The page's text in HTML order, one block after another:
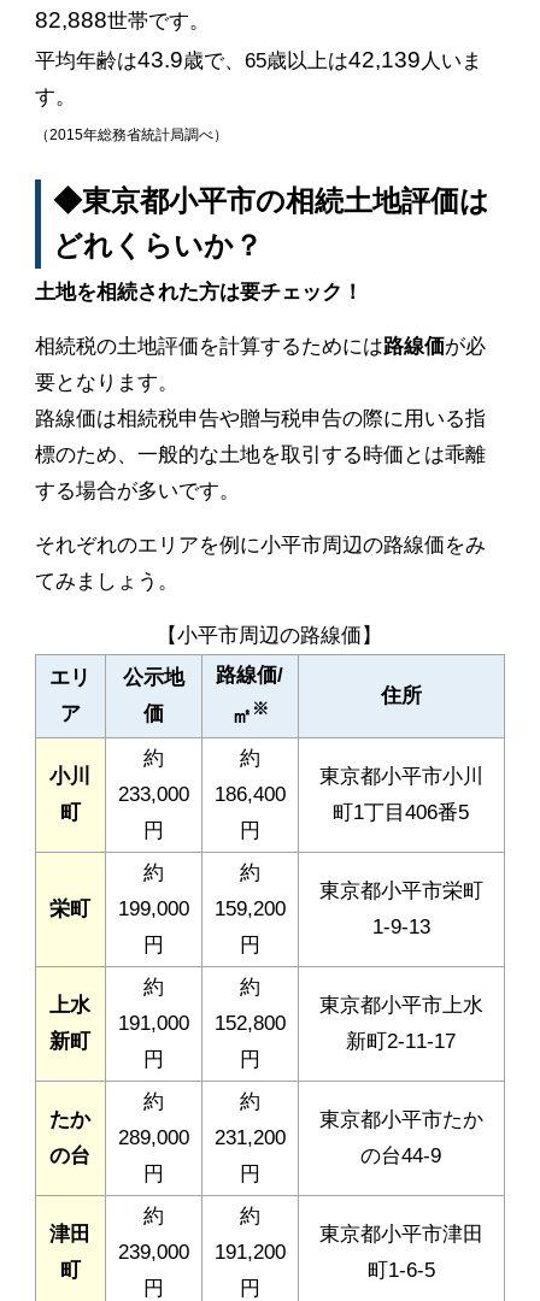
82,888世帯です。
平均年齢は43.9歳で、65歳以上は42,139 人いま
す。
（2015年総務省統計局調べ）
◆東京都小平市の相続土地評価は
どれくらいか？
土地を相続された方は要チェック！
相続税の土地評価を計算するためには路線価が必
要となります。
路線価は相続税申告や贈与税申告の際に用いる指
標のため、一般的な土地を取引する時価とは乖離
する場合が多いです。
それぞれのエリアを例に小平市周辺の路線価をみ
てみましょう。
【小平市周辺の路線価】
エリ
ア
公示地
価
路線価/
㎡ ※
住所
小川
町
約
233,000
円
約
186,400
円
東京都小平市小川
町1丁目406番5
栄町
約
199,000
円
約
159,200
円
東京都小平市栄町
1-9-13
上水
新町
約
191,000
円
約
152,800
円
東京都小平市上水
新町2-11-17
たか
の台
約
289,000
円
約
231,200
円
東京都小平市たか
の台44-9
津田
町
約
239,000
円
約
191,200
円
東京都小平市津田
町1-6-5